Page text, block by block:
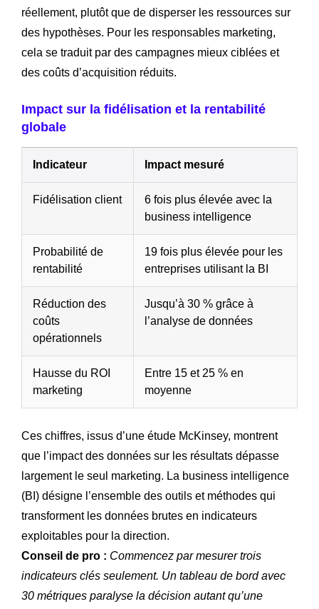
réellement, plutôt que de disperser les ressources sur
des hypothèses. Pour les responsables marketing,
cela se traduit par des campagnes mieux ciblées et
des coûts d’acquisition réduits.
Impact sur la fidélisation et la rentabilité
globale
Indicateur Impact mesuré
Fidélisation client
6 fois plus élevée avec la
business intelligence
Probabilité de
rentabilité
19 fois plus élevée pour les
entreprises utilisant la BI
Réduction des
coûts
opérationnels
Jusqu’à 30 % grâce à
l’analyse de données
Hausse du ROI
marketing
Entre 15 et 25 % en
moyenne
Ces chiffres, issus d’une étude McKinsey, montrent
que l’impact des données sur les résultats dépasse
largement le seul marketing. La business intelligence
(BI) désigne l’ensemble des outils et méthodes qui
transforment les données brutes en indicateurs
exploitables pour la direction.
Conseil de pro : Commencez par mesurer trois
indicateurs clés seulement. Un tableau de bord avec
30 métriques paralyse la décision autant qu’une